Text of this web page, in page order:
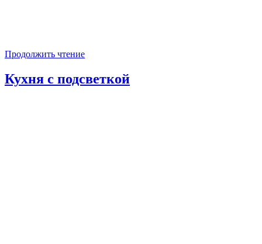
Продолжить чтение
Кухня с подсветкой